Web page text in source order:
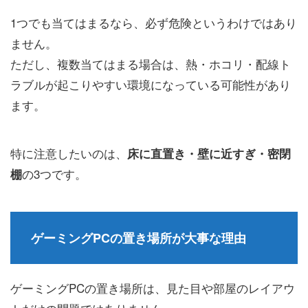
1つでも当てはまるなら、必ず危険というわけではあり
ません。
ただし、複数当てはまる場合は、熱・ホコリ・配線ト
ラブルが起こりやすい環境になっている可能性があり
ます。
特に注意したいのは、 床に直置き・壁に近すぎ・密閉
棚の3つです。
ゲーミングPCの置き場所が大事な理由
ゲーミングPCの置き場所は、見た目や部屋のレイアウ